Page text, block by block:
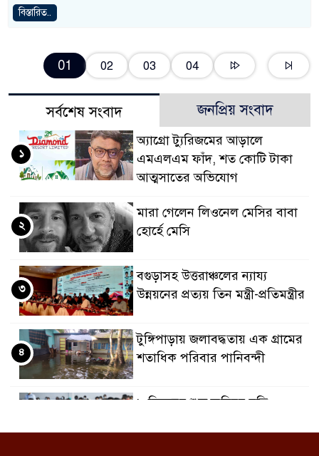
বিস্তারিত..
01 02 03 04
সর্বশেষ সংবাদ জনপ্রিয় সংবাদ
অ্যাগ্রো ট্যুরিজমের আড়ালে
এমএলএম ফাঁদ, শত কোটি টাকা
আত্মসাতের অভিযোগ
১
মারা গেলেন লিওনেল মেসির বাবা
হোর্হে মেসি
২
বগুড়াসহ উত্তরাঞ্চলের ন্যায্য
উন্নয়নের প্রত্যয় তিন মন্ত্রী-প্রতিমন্ত্রীর
৩
টুঙ্গিপাড়ায় জলাবদ্ধতায় এক গ্রামের
শতাধিক পরিবার পানিবন্দী
৪
৮ ডিসেম্বর শুরু জুনিয়র বৃত্তি